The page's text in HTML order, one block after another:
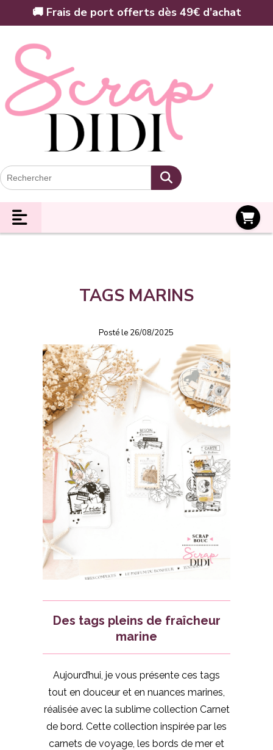
🚚 Frais de port offerts dès 49€ d’achat
TAGS MARINS
Posté le 26/08/2025
Des tags pleins de fraîcheur
marine
Aujourd’hui, je vous présente ces tags
tout en douceur et en nuances marines,
réalisée avec la sublime collection Carnet
de bord. Cette collection inspirée par les
carnets de voyage, les bords de mer et